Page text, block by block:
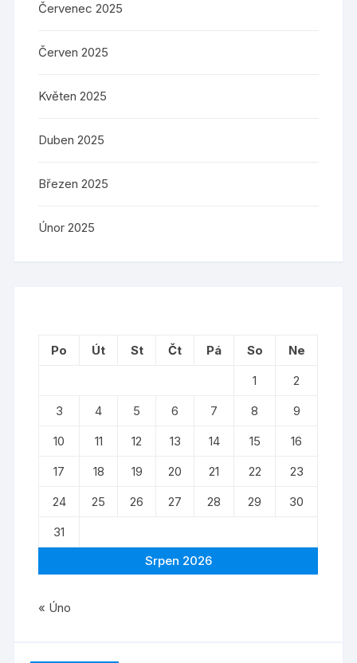
Červenec 2025
Červen 2025
Květen 2025
Duben 2025
Březen 2025
Únor 2025
Srpen 2026
Po Út St Čt Pá So
Ne
1
2
3
4 5 6 7 8
9
10
11 12 13 14 15
16
17
18 19 20 21 22
23
24
25 26 27 28 29
30
31
« Úno